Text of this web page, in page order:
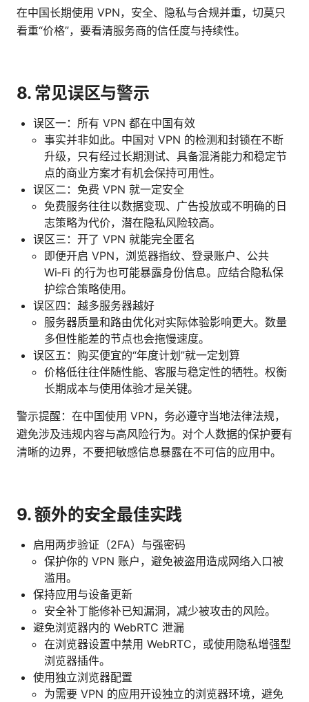
在中国长期使用 VPN，安全、隐私与合规并重，切莫只
看重“价格”，要看清服务商的信任度与持续性。
8. 常见误区与警示
误区一：所有 VPN 都在中国有效
事实并非如此。中国对 VPN 的检测和封锁在不断
升级，只有经过长期测试、具备混淆能力和稳定节
点的商业方案才有机会保持可用性。
误区二：免费 VPN 就一定安全
免费服务往往以数据变现、广告投放或不明确的日
志策略为代价，潜在隐私风险较高。
误区三：开了 VPN 就能完全匿名
即便开启 VPN，浏览器指纹、登录账户、公共
Wi‑Fi 的行为也可能暴露身份信息。应结合隐私保
护综合策略使用。
误区四：越多服务器越好
服务器质量和路由优化对实际体验影响更大。数量
多但性能差的节点也会拖慢速度。
误区五：购买便宜的“年度计划”就一定划算
价格低往往伴随性能、客服与稳定性的牺牲。权衡
长期成本与使用体验才是关键。
警示提醒：在中国使用 VPN，务必遵守当地法律法规，
避免涉及违规内容与高风险行为。对个人数据的保护要有
清晰的边界，不要把敏感信息暴露在不可信的应用中。
9. 额外的安全最佳实践
启用两步验证（2FA）与强密码
保护你的 VPN 账户，避免被盗用造成网络入口被
滥用。
保持应用与设备更新
安全补丁能修补已知漏洞，减少被攻击的风险。
避免浏览器内的 WebRTC 泄漏
在浏览器设置中禁用 WebRTC，或使用隐私增强型
浏览器插件。
使用独立浏览器配置
为需要 VPN 的应用开设独立的浏览器环境，避免